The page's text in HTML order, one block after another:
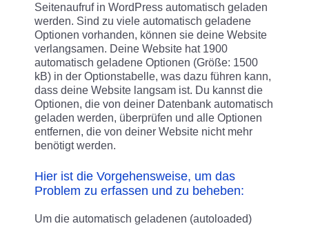
Seitenaufruf in WordPress automatisch geladen
werden. Sind zu viele automatisch geladene
Optionen vorhanden, können sie deine Website
verlangsamen. Deine Website hat 1900
automatisch geladene Optionen (Größe: 1500
kB) in der Optionstabelle, was dazu führen kann,
dass deine Website langsam ist. Du kannst die
Optionen, die von deiner Datenbank automatisch
geladen werden, überprüfen und alle Optionen
entfernen, die von deiner Website nicht mehr
benötigt werden.
Hier ist die Vorgehensweise, um das
Problem zu erfassen und zu beheben:
Um die automatisch geladenen (autoloaded)